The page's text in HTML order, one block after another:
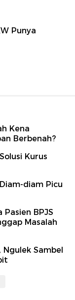
Punya
Kena
Berbenah?
Kurus
diam Picu
BPJS
Masalah
Ngulek Sambel